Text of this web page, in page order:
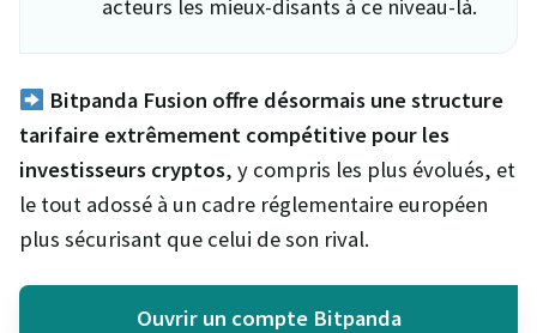
acteurs les mieux-disants à ce niveau-là.
Bitpanda Fusion offre désormais une structure
tarifaire extrêmement compétitive pour les
investisseurs cryptos, y compris les plus évolués, et
le tout adossé à un cadre réglementaire européen
plus sécurisant que celui de son rival.
Ouvrir un compte Bitpanda